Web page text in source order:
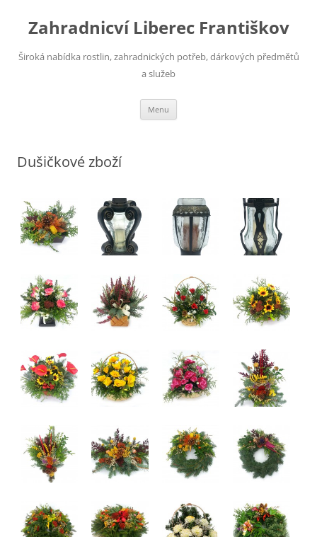
content
Zahradnicví Liberec Františkov
Široká nabídka rostlin, zahradnických potřeb, dárkových předmětů
a služeb
Menu
Dušičkové zboží